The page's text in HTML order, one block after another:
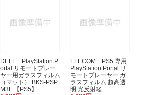
DEFF PlayStation P
ortal リモートプレー
ヤー用ガラスフィルム
（マット） BKS-PSP
M3F 【PS5】
ELECOM PS5 専用
PlayStation Portal リ
モートプレーヤー ガ
ラスフィルム 超高透
明 光反射軽...